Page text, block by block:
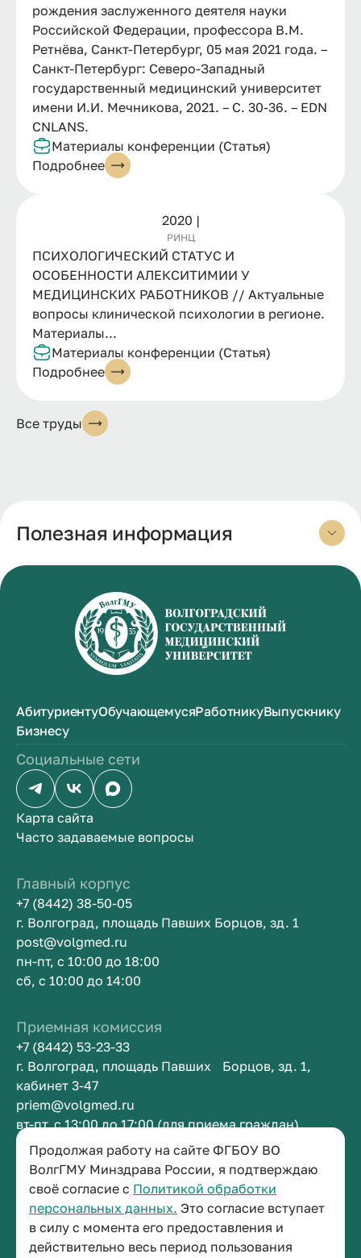
Продолжая работу на сайте ФГБОУ ВО
ВолгГМУ Минздрава России, я подтверждаю
своё согласие с Политикой обработки
персональных данных. Это согласие вступает
в силу с момента его предоставления и
действительно весь период пользования
рождения заслуженного деятеля науки
Российской Федерации, профессора В.М.
Ретнёва, Санкт-Петербург, 05 мая 2021 года. –
Санкт-Петербург: Северо-Западный
государственный медицинский университет
имени И.И. Мечникова, 2021. – С. 30-36. – EDN
CNLANS.
Материалы конференции (Статья)
Подробнее
2020 |
РИНЦ
ПСИХОЛОГИЧЕСКИЙ СТАТУС И
ОСОБЕННОСТИ АЛЕКСИТИМИИ У
МЕДИЦИНСКИХ РАБОТНИКОВ // Актуальные
вопросы клинической психологии в регионе.
Материалы...
Материалы конференции (Статья)
Подробнее
Все труды
Полезная информация
АбитуриентуОбучающемусяРаботникуВыпускнику
Бизнесу
Социальные сети
Карта сайта
Часто задаваемые вопросы
Главный корпус
+7 (8442) 38-50-05
г. Волгоград, площадь Павших Борцов, зд. 1
post@volgmed.ru
пн-пт, с 10:00 до 18:00
сб, с 10:00 до 14:00
Приемная комиссия
+7 (8442) 53-23-33
г. Волгоград, площадь Павших Борцов, зд. 1,
кабинет 3-47
priem@volgmed.ru
вт-пт, с 13:00 до 17:00 (для приема граждан)
Приемная ректора
+7 (8442) 38-50-05
г. Волгоград, площадь Павших Борцов, зд. 1,
кабинет 3-11
post@volgmed.ru